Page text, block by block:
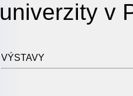
univerzity v
VÝSTAVY